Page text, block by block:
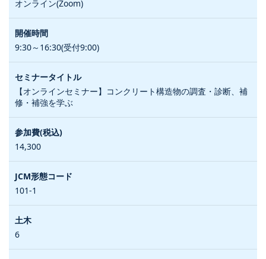
オンライン(Zoom)
9:30～16:30(受付9:00)
【オンラインセミナー】コンクリート構造物の調査・診断、補
修・補強を学ぶ
14,300
101-1
6